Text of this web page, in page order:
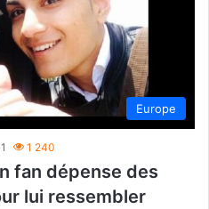
Europe
1 1 240
fan dépense des
lui ressembler